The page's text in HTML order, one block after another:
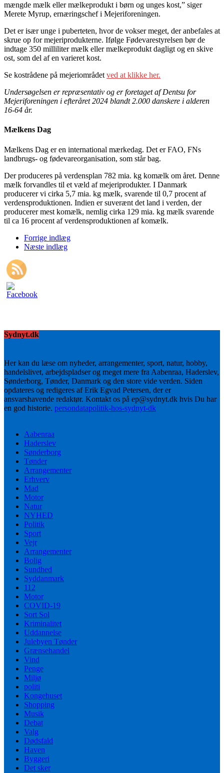
mængde mælk eller mælkeprodukt i børn og unges kost,” siger
Merete Myrup, ernæringschef i Mejeriforeningen.
Det er især unge i puberteten, hvor de vokser meget, der anbefales at
skrue op for mejeriprodukterne. Ifølge Fødevarestyrelsen bør de
indtage 350 milliliter mælk eller mælkeprodukt dagligt og en skive
ost, som del af en varieret kost.
Se kostrådene på mejeriområdet ved at klikke her.
Undersøgelsen er repræsentativ og er foretaget af Dentsu for
Mejeriforeningen i efteråret 2024 blandt 2.000 danskere i alderen
16-64 år.
Mælkens Dag
Mælkens Dag er en international mærkedag. Det er FAO, FNs
landbrugs- og fødevareorganisation, som står bag.
Der produceres på verdensplan 782 mia. kg komælk om året. Denne
mælk forvandles til et væld af mejeriprodukter. I Danmark
producerer vi cirka 5,7 mia. kg mælk, svarende til 0,7 procent af
verdensproduktionen. Indien er suverænt det land i verden, der
producerer mest komælk, nemlig cirka 129 mia. kg mælk svarende
til ca 16 procent af verdensproduktionen af komælk.
Forrige indlæg
Næste indlæg
Sydnyt.dk
Her kan du læse om nyheder, arrangementer, sport, natur, hobby,
handelslivet, arbejdspladser og meget mere fra Aabenraa, Haderslev,
Sønderborg, Tønder, Danmark og den store vide verden. Siden
opdateres og redigeres af Erik Egvad Petersen, der er
ansvarshavende redaktør. Kontakt os på ep@sydnyt.dk hvis Du har
en god historie. persondatapolitik-hos-sydnyt-dk
Aabenraa
Haderslev
Sønderborg
Tønder
Arrangementer
Erhverv
Mad
Motor
Natur
NYHED
Politik
Sport
Vejr
Arrangementer
Bolig
Sundhed
Syddanmark
112
Motor
COVID-19
Sort Sol
Kriminalitet
Uddannelse
Julebyen Tønder
Grænsehandel
Vind
Penge
Miljø
politi
Kongehuset
Shopping
Musik
Debat
Valg
Dødsfald
Haven
Byggeri
Det sker